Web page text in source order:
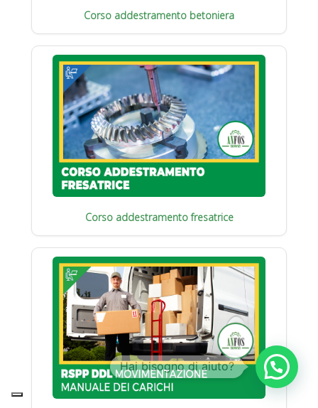
Corso addestramento betoniera
Corso addestramento fresatrice